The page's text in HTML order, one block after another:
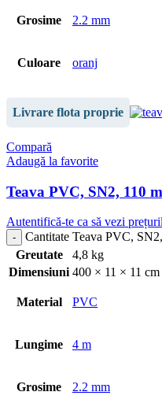
Grosime 2.2 mm
Culoare oranj
Livrare flota proprie
Compară
Adaugă la favorite
Teava PVC, SN2, 110
Autentifică-te ca să vezi
Cantitate Teava PVC,
Greutate
4,8 kg
Dimensiuni 400 × 11 × 11 cm
Material PVC
Lungime 4 m
Grosime 2.2 mm